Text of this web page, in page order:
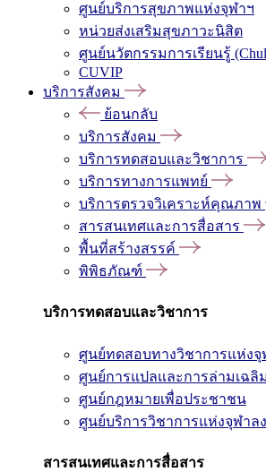
ศูนย์บริการสุขภาพแห่งจุฬาฯ
หน่วยส่งเสริมสุขภาวะนิสิต
ศูนย์นวัตกรรมการเรียนรู้
CUVIP
บริการสังคม
ย้อนกลับ
บริการสังคม
บริการทดสอบและวิชาการ
บริการทางการแพทย์
บริการตรวจวิเคราะห์คุณภาพ
สารสนเทศและการสื่อสาร
พื้นที่สร้างสรรค์
พิพิธภัณฑ์
บริการทดสอบและวิชาการ
ศูนย์ทดสอบทางวิชาการแห่งจุ
ศูนย์การแปลและการล่ามเฉลิ
ศูนย์กฎหมายเพื่อประชาชน
ศูนย์บริการวิชาการแห่งจุฬา
สารสนเทศและการสื่อสาร